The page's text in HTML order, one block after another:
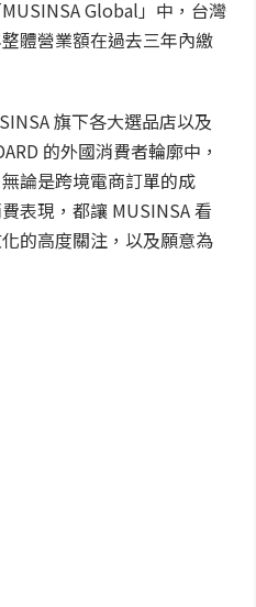
Global」中，台灣
體營業額在過去三年內繳
旗下各大選品店以及
的外國消費者輪廓中，
論是跨境電商訂單的成
表現，都讓 MUSINSA 看
的高度關注，以及願意為